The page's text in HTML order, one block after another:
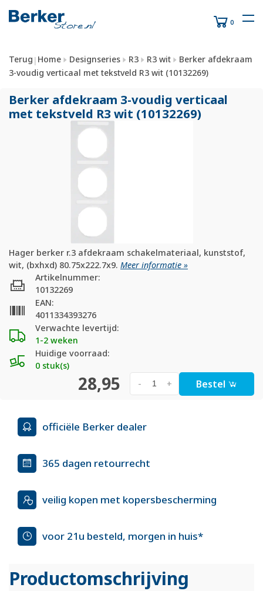
0
Terug | Home Designseries R3 R3 wit
Berker afdekraam
3-voudig verticaal met tekstveld R3 wit (10132269)
Berker afdekraam 3-voudig verticaal
met tekstveld R3 wit (10132269)
Hager berker r.3 afdekraam schakelmateriaal, kunststof,
wit, (bxhxd) 80.75x222.7x9. Meer informatie »
Verwachte levertijd:
1-2 weken
Huidige voorraad:
0 stuk(s)
Artikelnummer:
10132269
EAN:
4011334393276
28,95 +
- Bestel
officiële Berker dealer
365 dagen retourrecht
veilig kopen met kopersbescherming
voor 21u besteld, morgen in huis*
Productomschrijving